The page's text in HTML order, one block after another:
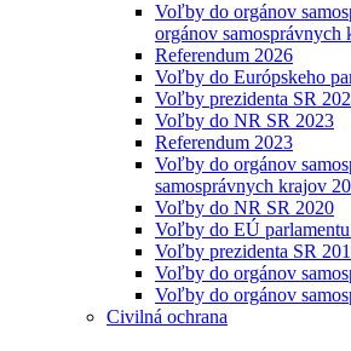
Voľby do orgánov
orgánov samosprávnych
Referendum 2026
Voľby do Európskeho
Voľby prezidenta SR
Voľby do NR SR 2023
Referendum 2023
Voľby do orgánov
samosprávnych krajov
Voľby do NR SR 2020
Voľby do EÚ
Voľby prezidenta SR
Voľby do orgánov
Voľby do orgánov
Civilná ochrana